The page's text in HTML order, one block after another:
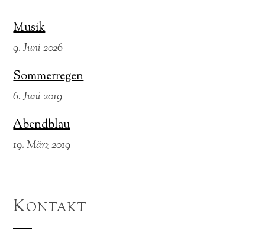
Musik
9. Juni 2026
Sommerregen
6. Juni 2019
Abendblau
19. März 2019
Kontakt